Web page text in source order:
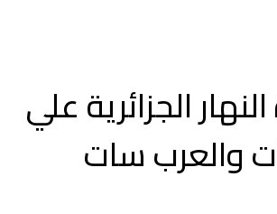
الجزائرية علي
والعرب سات